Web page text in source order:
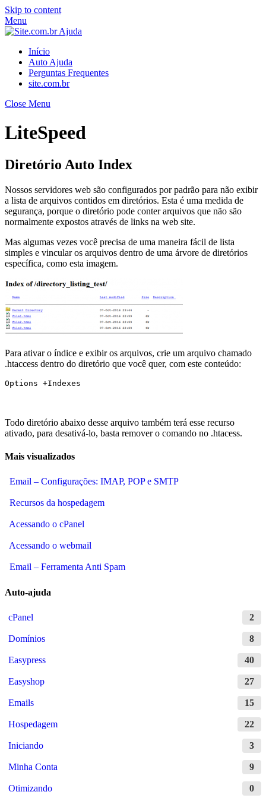
Skip to content
Menu
Início
Auto Ajuda
Perguntas Frequentes
site.com.br
Close Menu
LiteSpeed
Diretório Auto Index
Nossos servidores web são configurados por padrão para não exibir
a lista de arquivos contidos em diretórios. Esta é uma medida de
segurança, porque o diretório pode conter arquivos que não são
normalmente expostos através de links na web site.
Mas algumas vezes você precisa de uma maneira fácil de lista
simples e vincular os arquivos dentro de uma árvore de diretórios
específica, como esta imagem.
Para ativar o índice e exibir os arquivos, crie um arquivo chamado
.htaccess dentro do diretório que você quer, com este conteúdo:
Options +Indexes
Todo diretório abaixo desse arquivo também terá esse recurso
ativado, para desativá-lo, basta remover o comando no .htacess.
Mais visualizados
Email – Configurações: IMAP, POP e SMTP
Recursos da hospedagem
Acessando o cPanel
Acessando o webmail
Email – Ferramenta Anti Spam
Auto-ajuda
cPanel 2
Domínios 8
Easypress 40
Easyshop 27
Emails 15
Hospedagem 22
Iniciando 3
Minha Conta 9
Otimizando 0